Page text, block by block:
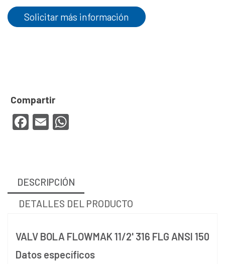
Solicitar más información
DESCRIPCIÓN
DETALLES DEL PRODUCTO
VALV BOLA FLOWMAK 11/2' 316 FLG ANSI 150
Datos específicos